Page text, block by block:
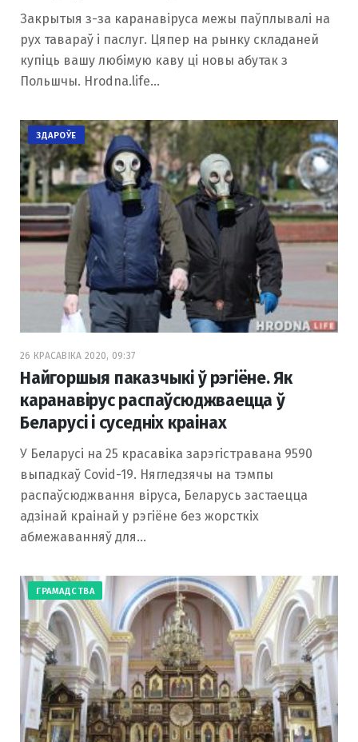
Закрытыя з-за каранавіруса межы паўплывалі на
рух тавараў і паслуг. Цяпер на рынку складаней
купіць вашу любімую каву ці новы абутак з
Польшчы. Hrodna.life…
ЗДАРОЎЕ
26 КРАСАВІКА 2020, 09:37
Найгоршыя паказчыкі ў рэгіёне. Як
каранавірус распаўсюджваецца ў
Беларусі і суседніх краінах
У Беларусі на 25 красавіка зарэгістравана 9590
выпадкаў Covid-19. Нягледзячы на ​​тэмпы
распаўсюджвання віруса, Беларусь застаецца
адзінай краінай у рэгіёне без жорсткіх
абмежаванняў для…
ГРАМАДСТВА